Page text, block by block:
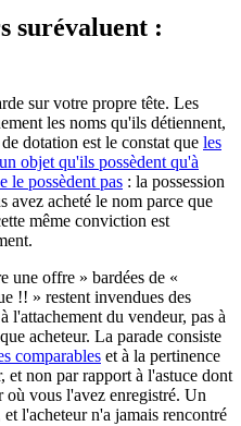
surévaluent :
sur votre propre tête. Les
les noms qu'ils détiennent,
dotation est le constat que les
objet qu'ils possèdent qu'à
le possèdent pas : la possession
avez acheté le nom parce que
même conviction est
une offre » bardées de «
!! » restent invendues des
l'attachement du vendeur, pas à
acheteur. La parade consiste
comparables et à la pertinence
et non par rapport à l'astuce dont
où vous l'avez enregistré. Un
l'acheteur n'a jamais rencontré